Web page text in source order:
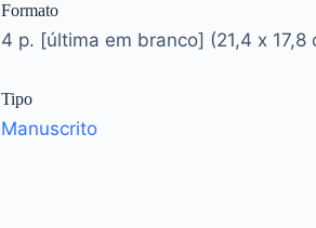
Formato
4 p. [última em branco] (21,4 x 17,8
Tipo
Manuscrito